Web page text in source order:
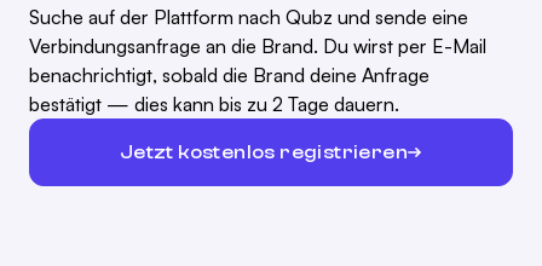
Suche auf der Plattform nach Qubz und sende eine
Verbindungsanfrage an die Brand. Du wirst per E-Mail
benachrichtigt, sobald die Brand deine Anfrage
bestätigt — dies kann bis zu 2 Tage dauern.
Jetzt kostenlos registrieren